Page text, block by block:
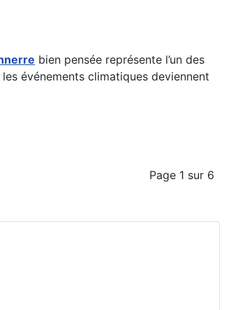
bien pensée représente l’un des
événements climatiques deviennent
Page 1 sur 6